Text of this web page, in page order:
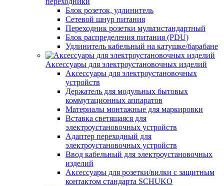
Блок розеток, удлинитель
Сетевой шнур питания
Переходник розетки мультистандартный
Блок распределения питания (PDU)
Удлинитель кабельный на катушке/барабане
Аксессуары для электроустановочных изделий
Аксессуары для электроустановочных
устройств
Держатель для модульных бытовых
коммутационных аппаратов
Материалы монтажные для маркировки
Вставка светящаяся для
электроустановочных устройств
Адаптер переходный для
электроустановочных устройств
Ввод кабельный для электроустановочных
изделий
Аксессуары для розетки/вилки с защитным
контактом стандарта SCHUKO